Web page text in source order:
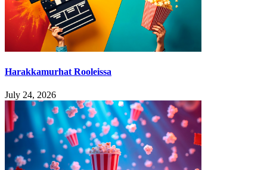
Harakkamurhat Rooleissa
July 24, 2026